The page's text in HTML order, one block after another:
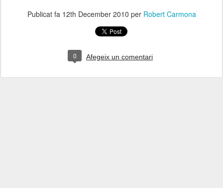
Publicat fa 12th December 2010 per Robert Carmona
0 Afegeix un comentari